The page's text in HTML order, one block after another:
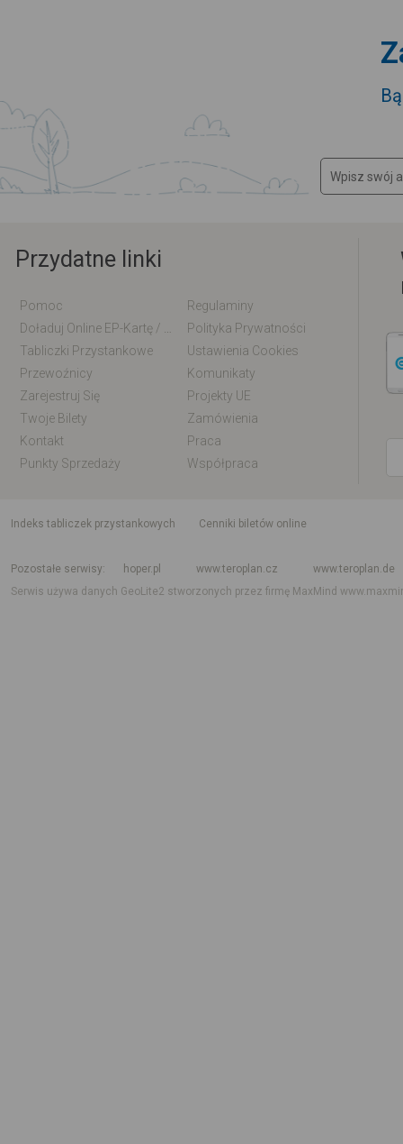
Przydatne linki
Pomoc
Regulaminy
Polityka Prywatności
Tabliczki Przystankowe
Ustawienia Cookies
Przewoźnicy
Komunikaty
Zarejestruj Się
Projekty UE
Twoje Bilety
Zamówienia
Kontakt
Praca
Punkty Sprzedaży
Współpraca
indeks tabliczek przystankowych
Cenniki biletów online
Pozostałe serwisy
hoper.pl www.teroplan.cz
www.teroplan.de
Serwis używa danych GeoLite2 stworzonych przez firmę MaxMind